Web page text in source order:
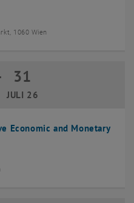
1060 Wien
Economic and Monetary
Juli 2026 bis 31 Juli 2026
31
JULI 26